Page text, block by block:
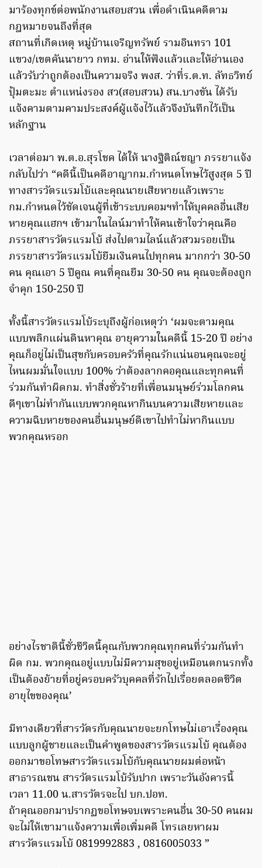
มาร้องทุกข์ต่อพนักงานสอบสวน เพื่อดำเนินคดีตาม
กฎหมายจนถึงที่สุด
สถานที่เกิดเหตุ หมู่บ้านเจริญทรัพย์ รามอินทรา 101
แขวง/เขตคันนายาว กทม. อ่านให้ฟังแล้วและให้อ่านเอง
แล้วรับว่าถูกต้องเป็นความจริง พงส. ว่าที่ร.ต.ท. ลัทธวิทย์
ปุ้มตะมะ ตำแหน่งรอง สว(สอบสวน) สน.บางขัน ได้รับ
แจ้งคามตามคามประสงค์ผู้แจ้งไว้แล้วจึงบันทึกไว้เป็น
หลักฐาน
เวลาต่อมา พ.ต.อ.สุรโชค ได้ให้ นางฐิติณ์ชญา ภรรยาแจ้ง
กลับไปว่า “คดีนี้เป็นคดีอาญากม.กำหนดโทษไว้สูงสุด 5 ปี
ทางสารวัตรแรมโบ้และคุณนายเสียหายแล้วเพราะ
กม.กำหนดไว้ชัดเจนผู้ที่เข้าระบบคอมฯทำให้บุคคลอื่นเสีย
หายคุณแฮกฯ เข้ามาในไลน์มาทำให้คนเข้าใจว่าคุณคือ
ภรรยาสารวัตรแรมโบ้ ส่งไปตามไลน์แล้วสวมรอยเป็น
ภรรยาสารวัตรแรมโบ้ยืมเงินคนไปทุกคน มากกว่า 30-50
คน คุณเอา 5 ปีคูณ คนที่คุณยืม 30-50 คน คุณจะต้องถูก
จำคุก 150-250 ปี
ทั้งนี้สารวัตรแรมโบ้ระบุถึงผู้ก่อเหตุว่า ‘ผมจะตามคุณ
แบบพลิกแผ่นดินหาคุณ อายุความในคดีนี้ 15-20 ปี อย่าง
คุณก็อยู่ไม่เป็นสุขกับครอบครัวที่คุณรักแน่นอนคุณจะอยู่
ไหนผมมั่นใจแบบ 100% ว่าต้องลากคอคุณและทุกคนที่
ร่วมกันทำผิดกม. ทำสิ่งชั่วร้ายที่เพื่อนมนุษย์ร่วมโลกคน
ดีๆเขาไม่ทำกันแบบพวกคุณหากินบนความเสียหายและ
ความฉิบหายของคนอื่นมนุษย์ดีเขาไปทำไม่หากินแบบ
พวกคุณหรอก
อย่างไรชาตินี้ชั่วชีวิตนี้คุณกับพวกคุณทุกคนที่ร่วมกันทำ
ผิด กม. พวกคุณอยู่แบบไม่มีความสุขอยู่เหมือนตกนรกทั้ง
เป็นต้องย้ายที่อยู่ครอบครัวบุคคลที่รักไปเรื่อยตลอดชีวิต
อายุไขของคุณ’
มีทางเดียวที่สารวัตรกับคุณนายจะยกโทษไม่เอาเรื่องคุณ
แบบลูกผู้ชายและเป็นคำพูดของสารวัตรแรมโบ้ คุณต้อง
ออกมาขอโทษสารวัตรแรมโบ้กับคุณนายผมต่อหน้า
สาธารณชน สารวัตรแรมโบ้รับปาก เพราะวันอังคารนี้
เวลา 11.00 น.สารวัตรจะไป บก.ปอท.
ถ้าคุณออกมาปรากฏขอโทษจบเพราะคนอื่น 30-50 คนผม
จะไม่ให้เขามาแจ้งความเพื่อเพิ่มคดี โทรเลยหาผม
สารวัตรแรมโบ้ 0819992883 , 0816005033 ”